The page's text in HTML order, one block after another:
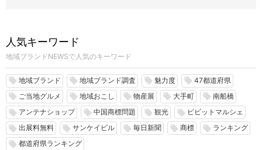
人気キーワード
地域ブランドNEWSで人気のキーワード
local_offer 地域ブランド local_offer 地域ブランド調査 local_offer 魅力度 local_offer 47都道府県
local_offer ご当地グルメ local_offer 地域おこし local_offer 物産展 local_offer 大手町 local_offer 南船橋
local_offer アンテナショップ local_offer 中国商標問題 local_offer 観光 local_offer ビビットマルシェ
local_offer 出展料無料 local_offer サンケイビル local_offer 毎日新聞 local_offer 商標 local_offer ランキング
local_offer 都道府県ランキング